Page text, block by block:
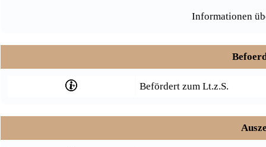
Informationen
Befördert zum Lt.z.S.